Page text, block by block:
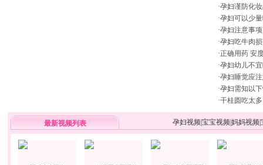
·孕妇谨防化
·孕妇可以少
·孕妇注意事
·孕妇吃牛肉
·正确用药 安
·孕妇幼儿不
·孕妇睡觉应
·孕妇需知以
·干桂圆吃太
最新视频列表 孕妇视频宝宝视频妈妈视频